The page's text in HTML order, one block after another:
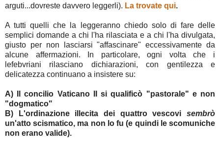
arguti...dovreste davvero leggerli). La trovate qui.
A tutti quelli che la leggeranno chiedo solo di fare delle
semplici domande a chi l'ha rilasciata e a chi l'ha divulgata,
giusto per non lasciarsi "affascinare" eccessivamente da
alcune affermazioni. In particolare, ogni volta che i
lefebvriani rilasciano dichiarazioni, con gentilezza e
delicatezza continuano a insistere su:
A) Il concilio Vaticano II si qualificò "pastorale" e non
"dogmatico"
B) L'ordinazione illecita dei quattro vescovi sembrò
un'atto scismatico, ma non lo fu (e quindi le scomuniche
non erano valide).